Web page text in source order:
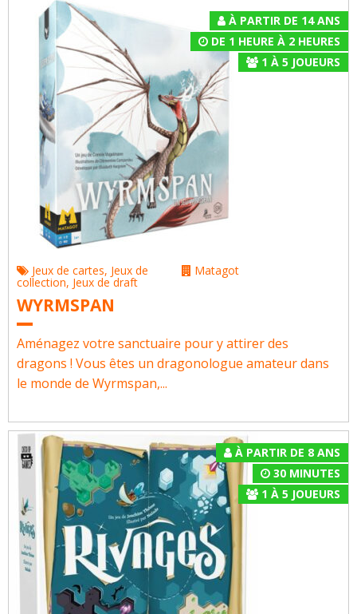
À PARTIR DE 14 ANS
DE 1 HEURE À 2 HEURES
1 À 5 JOUEURS
Jeux de cartes, Jeux de
collection, Jeux de draft
Matagot
WYRMSPAN
Aménagez votre sanctuaire pour y attirer des
dragons ! Vous êtes un dragonologue amateur dans
le monde de Wyrmspan,...
À PARTIR DE 8 ANS
30 MINUTES
1 À 5 JOUEURS